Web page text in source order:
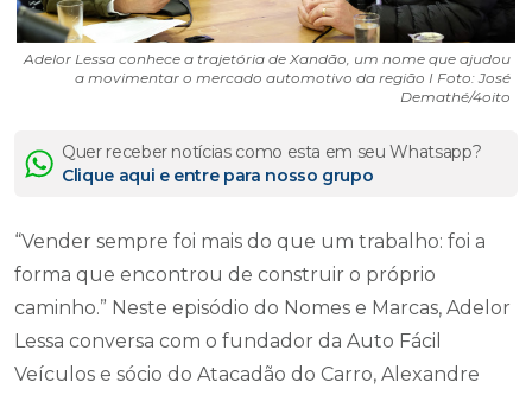
Adelor Lessa conhece a trajetória de Xandão, um nome que ajudou
a movimentar o mercado automotivo da região I Foto: José
Demathé/4oito
Quer receber notícias como esta em seu Whatsapp?
Clique aqui e entre para nosso grupo
“Vender sempre foi mais do que um trabalho: foi a
forma que encontrou de construir o próprio
caminho.” Neste episódio do Nomes e Marcas, Adelor
Lessa conversa com o fundador da Auto Fácil
Veículos e sócio do Atacadão do Carro, Alexandre